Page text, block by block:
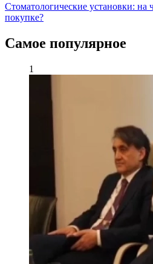
Стоматологические установки: на
покупке?
Самое популярное
1